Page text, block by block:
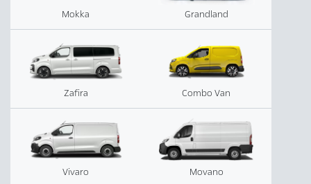
Mokka Grandland
Zafira Combo Van
Vivaro Movano